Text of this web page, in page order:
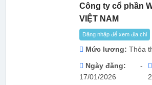
Công ty cổ phần
VIỆT NAM
Đăng nhập để xem địa chỉ
Mức lương: Thỏa
Ngày đăng:
17/01/2026
-